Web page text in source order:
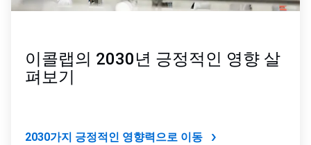
이콜랩의 2030년 긍정적인 영향 살
펴보기
2030가지 긍정적인 영향력으로 이동